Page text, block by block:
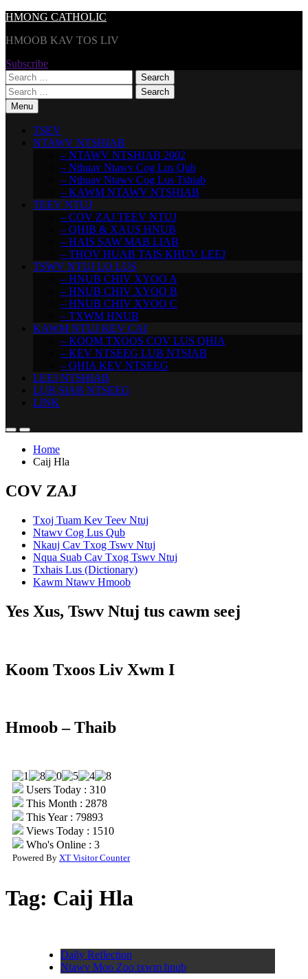
Skip
content
HMONG CATHOLIC
HMOOB KAV TOS LIV
Subscribe
Search
for:
Search
for:Menu
TSEV
NTAWV NTSHIAB
– NTAWV NTSHIAB 2002
– Nthuav Ntawv Cog Lus Qub
– Nthuav Ntawv Cog Lus Tshiab
– KAWM NTAWV NTSHIAB
TEEV NTUJ
– COV ZAJ TEEV NTUJ
– QHIB & XAUS HNUB
– HAIS SAW MAB LIAB
– THOV HUAB TAIS KHUV LEEJ
TSWV NTUJ LO LUS
– HNUB CHIV XYOO A
– HNUB CHIV XYOO B
– HNUB CHIV XYOO C
– TXWM HNUB
KAWM NTUJ KEV CAI
– KOOM TXOOS COV LUS QHIA
– KEV NTSEEG LUB NTSIAB
– QHIA KEV NTSEEG
LEEJ NTSHIAB
LUB SIAB NTSEEG
LINK
Home
Caij Hla
COV ZAJ
Txoj Tuam Kev Teev Ntuj
Ntawv Cog Lus Qub
Nkauj Cav Txog Tswv Ntuj
Nqua Suab Cav Txog Tswv Ntuj
Txhais Lus (Dictionary)
Kawm Ntawv Hmoob
Yes Xus, Tswv Ntuj tus cawm seej
Koom Txoos Liv Xwm I
Hmoob – Thaib
Users Today : 310
This Month : 2878
This Year : 79893
Views Today : 1510
Who's Online : 3
Powered By XT Visitor Counter
Tag: Caij Hla
Daily Reflection
Ntawv Moo Zoo txwm hnub